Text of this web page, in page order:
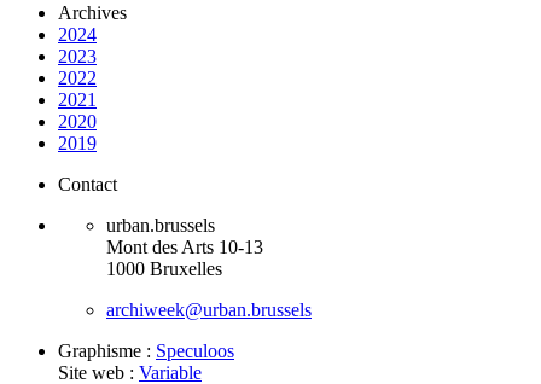
Archives
2024
2023
2022
2021
2020
2019
Contact
urban.brussels
Mont des Arts 10-13
1000 Bruxelles
archiweek@urban.brussels
Graphisme : Speculoos
Site web : Variable